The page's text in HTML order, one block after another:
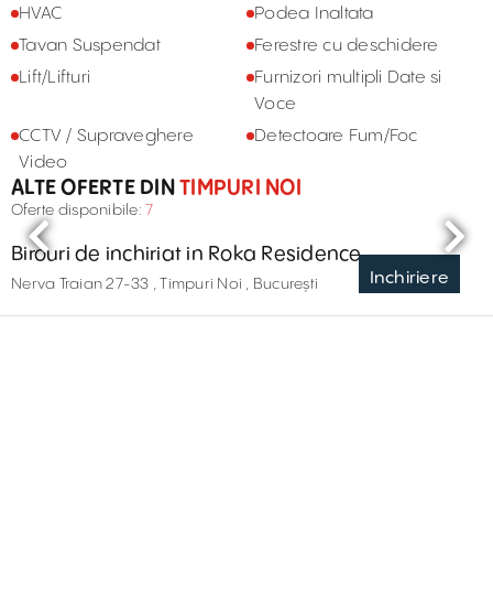
HVAC
Podea Inaltata
Tavan Suspendat
Ferestre cu deschidere
Lift/Lifturi
Furnizori multipli Date si
Voce
CCTV / Supraveghere
Video
Detectoare Fum/Foc
ALTE OFERTE DINTIMPURI NOI
Oferte disponibile: 7
Inchiriere
Birouri de inchiriat in Roka Residence
Nerva Traian 27-33 , Timpuri Noi , București